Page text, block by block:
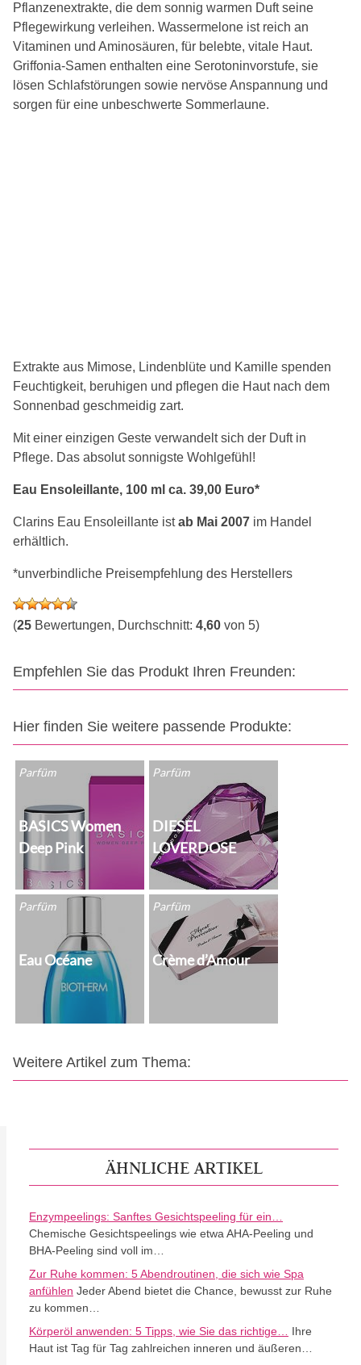
Pflanzenextrakte, die dem sonnig warmen Duft seine
Pflegewirkung verleihen. Wassermelone ist reich an
Vitaminen und Aminosäuren, für belebte, vitale Haut.
Griffonia-Samen enthalten eine Serotoninvorstufe, sie
lösen Schlafstörungen sowie nervöse Anspannung und
sorgen für eine unbeschwerte Sommerlaune.
Extrakte aus Mimose, Lindenblüte und Kamille spenden
Feuchtigkeit, beruhigen und pflegen die Haut nach dem
Sonnenbad geschmeidig zart.
Mit einer einzigen Geste verwandelt sich der Duft in
Pflege. Das absolut sonnigste Wohlgefühl!
Eau Ensoleillante, 100 ml ca. 39,00 Euro*
Clarins Eau Ensoleillante istab Mai 2007 im Handel
erhältlich.
*unverbindliche Preisempfehlung des Herstellers
(25 Bewertungen, Durchschnitt: 4,60 von 5)
Empfehlen Sie das Produkt Ihren Freunden:
Hier finden Sie weitere passende Produkte:
Parfüm
BASICS Women
Deep Pink
Parfüm
DIESEL
LOVERDOSE
Parfüm
Eau Océane
Parfüm
Crème d’Amour
Weitere Artikel zum Thema:
ÄHNLICHE ARTIKEL
Enzympeelings: Sanftes Gesichtspeeling für ein…
Chemische Gesichtspeelings wie etwa AHA-Peeling und
BHA-Peeling sind voll im…
Zur Ruhe kommen: 5 Abendroutinen, die sich wie Spa
anfühlen Jeder Abend bietet die Chance, bewusst zur Ruhe
zu kommen…
Körperöl anwenden: 5 Tipps, wie Sie das richtige…
Ihre
Haut ist Tag für Tag zahlreichen inneren und äußeren…